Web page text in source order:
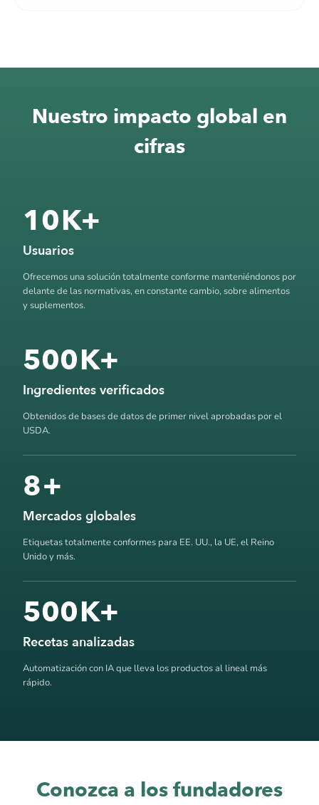
Nuestro impacto global en
cifras
10K+
Usuarios
Ofrecemos una solución totalmente conforme manteniéndonos por
delante de las normativas, en constante cambio, sobre alimentos
y suplementos.
500K+
Ingredientes verificados
Obtenidos de bases de datos de primer nivel aprobadas por el
USDA.
8+
Mercados globales
Etiquetas totalmente conformes para EE. UU., la UE, el Reino
Unido y más.
500K+
Recetas analizadas
Automatización con IA que lleva los productos al lineal más
rápido.
Conozca a los fundadores